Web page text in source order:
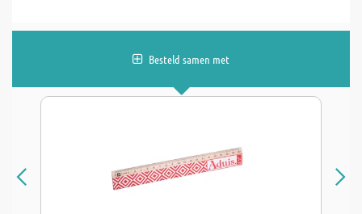
Besteld samen met